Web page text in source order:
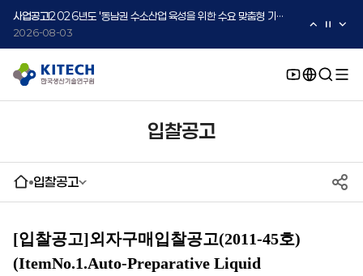
사업공고 2026년도 '동남권 수소산업 육성을 위한 수요 맞춤형 기술지원 사업' 수요기업 2차 모집 공고
2026-08-03
사업공고 2026년도 중소·중견기업 글로벌 시장 진출을 위한 K-Convergence 글로벌 시험·실증 지원 프로그램 모집공고(2차)
2026-08-03
입찰공고
입찰공고
[입찰공고]외자구매입찰공고(2011-45호)
(ItemNo.1.Auto-Preparative Liquid